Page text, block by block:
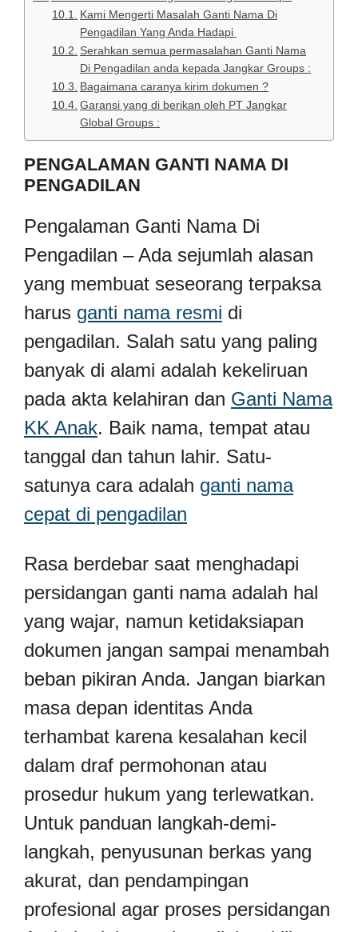
Kami Mengerti Masalah Ganti Nama Di
Pengadilan Yang Anda Hadapi
Serahkan semua permasalahan Ganti Nama
Di Pengadilan anda kepada Jangkar Groups :
Bagaimana caranya kirim dokumen ?
Garansi yang di berikan oleh PT Jangkar
Global Groups :
PENGALAMAN GANTI NAMA DI
PENGADILAN
Pengalaman Ganti Nama Di
Pengadilan – Ada sejumlah alasan
yang membuat seseorang terpaksa
harus ganti nama resmi di
pengadilan. Salah satu yang paling
banyak di alami adalah kekeliruan
pada akta kelahiran dan Ganti Nama
KK Anak. Baik nama, tempat atau
tanggal dan tahun lahir. Satu-
satunya cara adalah ganti nama
cepat di pengadilan
Rasa berdebar saat menghadapi
persidangan ganti nama adalah hal
yang wajar, namun ketidaksiapan
dokumen jangan sampai menambah
beban pikiran Anda. Jangan biarkan
masa depan identitas Anda
terhambat karena kesalahan kecil
dalam draf permohonan atau
prosedur hukum yang terlewatkan.
Untuk panduan langkah-demi-
langkah, penyusunan berkas yang
akurat, dan pendampingan
profesional agar proses persidangan